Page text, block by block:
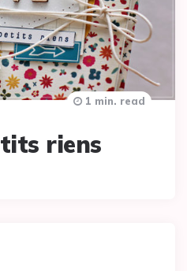
riens
1 min. read